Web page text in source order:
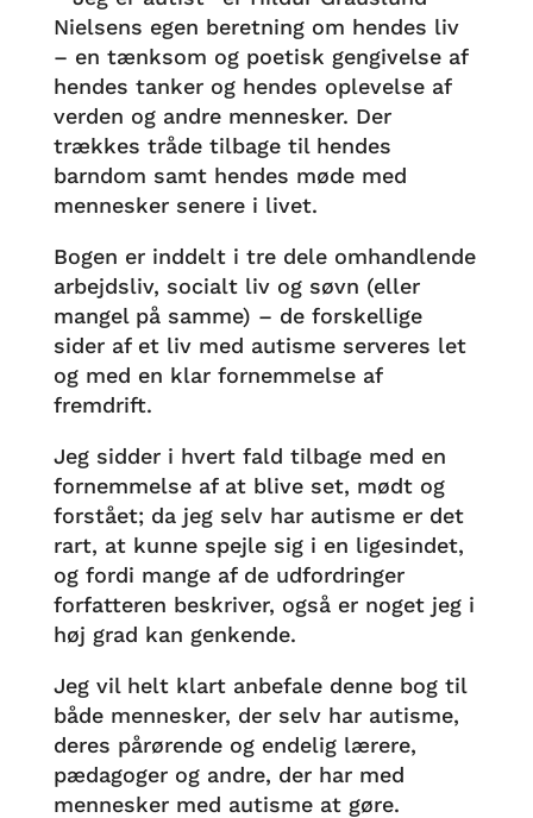
Nielsens egen beretning om hendes liv
– en tænksom og poetisk gengivelse af
hendes tanker og hendes oplevelse af
verden og andre mennesker. Der
trækkes tråde tilbage til hendes
barndom samt hendes møde med
mennesker senere i livet.
Bogen er inddelt i tre dele omhandlende
arbejdsliv, socialt liv og søvn (eller
mangel på samme) – de forskellige
sider af et liv med autisme serveres let
og med en klar fornemmelse af
fremdrift.
Jeg sidder i hvert fald tilbage med en
fornemmelse af at blive set, mødt og
forstået; da jeg selv har autisme er det
rart, at kunne spejle sig i en ligesindet,
og fordi mange af de udfordringer
forfatteren beskriver, også er noget jeg i
høj grad kan genkende.
Jeg vil helt klart anbefale denne bog til
både mennesker, der selv har autisme,
deres pårørende og endelig lærere,
pædagoger og andre, der har med
mennesker med autisme at gøre.